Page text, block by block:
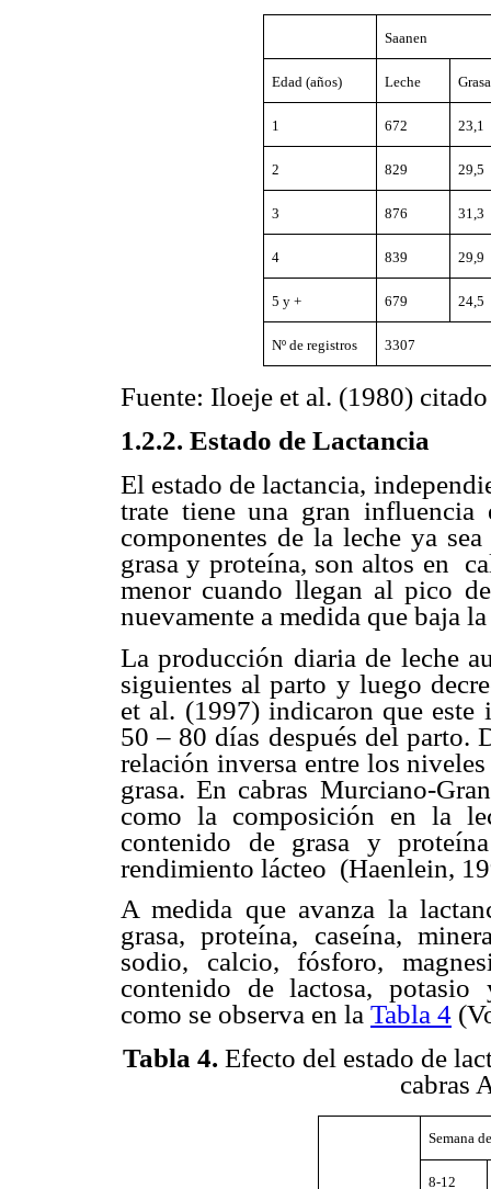
Saanen
Edad (años) Leche Grasa
1 672 23,1
2 829 29,5
3 876 31,3
4 839 29,9
5 y + 679 24,5
Nº de registros 3307
Fuente: Iloeje et al. (1980)
1.2.2. Estado de Lactancia
El estado de lactancia,
trate tiene una gran
componentes de la leche ya
grasa y proteína, son altos en
menor cuando llegan al pico
nuevamente a medida que baja
La producción diaria de leche
siguientes al parto y luego
et al. (1997) indicaron que este
50 – 80 días después del parto.
relación inversa entre los
grasa. En cabras Murciano-
como la composición en la
contenido de grasa y
rendimiento lácteo (Haenlein,
A medida que avanza la
grasa, proteína, caseína,
sodio, calcio, fósforo,
contenido de lactosa,
como se observa en la Tabla 4
Tabla 4. Efecto del estado de
cabras
Semana
8-12